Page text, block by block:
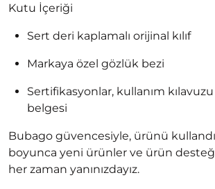
Kutu İçeriği
Sert deri kaplamalı orijinal kılıf
Markaya özel gözlük bezi
Sertifikasyonlar, kullanım
belgesi
Bubago güvencesiyle, ürünü
boyunca yeni ürünler ve ürün
her zaman yanınızdayız.